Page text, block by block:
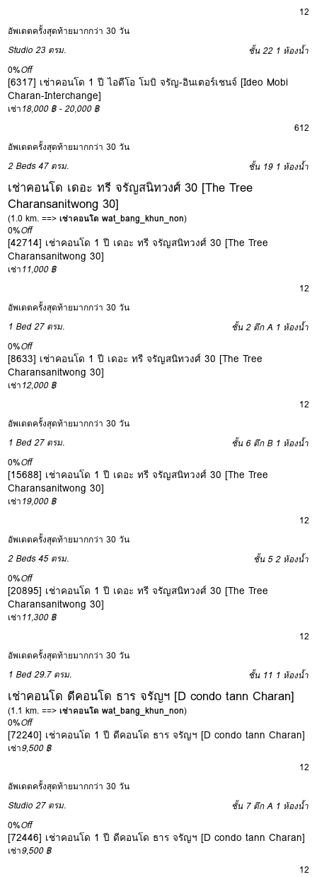
12
อัพเดตครั้งสุดท้ายมากกว่า 30 วัน
Studio 23 ตรม. ชั้น 22 1 ห้องน้ำ
0%Off
[6317] เช่าคอนโด 1 ปี ไอดีโอ โมบิ จรัญ-อินเตอร์เชนจ์ [Ideo Mobi
Charan-Interchange]
เช่า18,000 ฿ - 20,000 ฿
612
อัพเดตครั้งสุดท้ายมากกว่า 30 วัน
2 Beds 47 ตรม. ชั้น 19 1 ห้องน้ำ
เช่าคอนโด เดอะ ทรี จรัญสนิทวงศ์ 30 [The Tree
Charansanitwong 30]
(1.0 km. ==>เช่าคอนโด wat_bang_khun_non)
0%Off
[42714] เช่าคอนโด 1 ปี เดอะ ทรี จรัญสนิทวงศ์ 30 [The Tree
Charansanitwong 30]
เช่า11,000 ฿
12
อัพเดตครั้งสุดท้ายมากกว่า 30 วัน
1 Bed 27 ตรม. ชั้น 2 ตึก A 1 ห้องน้ำ
0%Off
[8633] เช่าคอนโด 1 ปี เดอะ ทรี จรัญสนิทวงศ์ 30 [The Tree
Charansanitwong 30]
เช่า12,000 ฿
12
อัพเดตครั้งสุดท้ายมากกว่า 30 วัน
1 Bed 27 ตรม. ชั้น 6 ตึก B 1 ห้องน้ำ
0%Off
[15688] เช่าคอนโด 1 ปี เดอะ ทรี จรัญสนิทวงศ์ 30 [The Tree
Charansanitwong 30]
เช่า19,000 ฿
12
อัพเดตครั้งสุดท้ายมากกว่า 30 วัน
2 Beds 45 ตรม. ชั้น 5 2 ห้องน้ำ
0%Off
[20895] เช่าคอนโด 1 ปี เดอะ ทรี จรัญสนิทวงศ์ 30 [The Tree
Charansanitwong 30]
เช่า11,300 ฿
12
อัพเดตครั้งสุดท้ายมากกว่า 30 วัน
1 Bed 29.7 ตรม. ชั้น 11 1 ห้องน้ำ
เช่าคอนโด ดีคอนโด ธาร จรัญฯ [D condo tann Charan]
(1.1 km. ==>เช่าคอนโด wat_bang_khun_non)
0%Off
[72240] เช่าคอนโด 1 ปี ดีคอนโด ธาร จรัญฯ [D condo tann Charan]
เช่า9,500 ฿
12
อัพเดตครั้งสุดท้ายมากกว่า 30 วัน
Studio 27 ตรม. ชั้น 7 ตึก A 1 ห้องน้ำ
0%Off
[72446] เช่าคอนโด 1 ปี ดีคอนโด ธาร จรัญฯ [D condo tann Charan]
เช่า9,500 ฿
12